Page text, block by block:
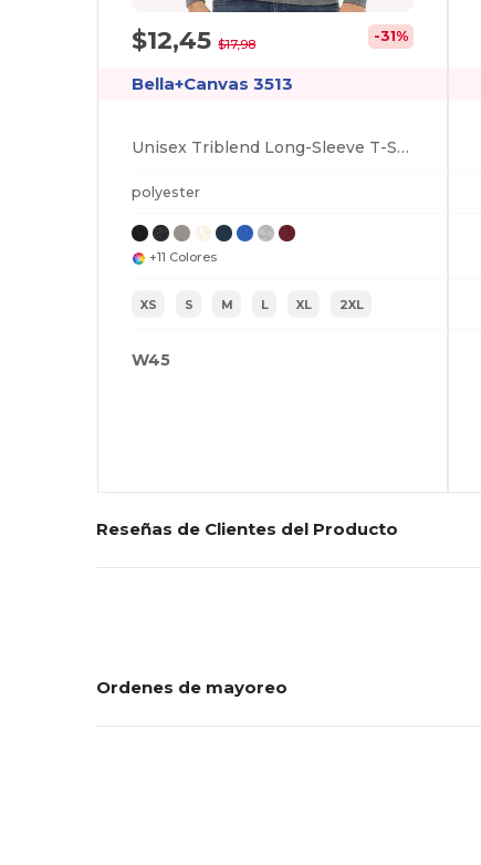
$12,45$17,98 -31%
Bella+Canvas 3513
Unisex Triblend Long-Sleeve T-Shirt
polyester
+11 Colores
XS S M L XL 2XL
W45
Reseñas de Clientes del Producto
Ordenes de mayoreo